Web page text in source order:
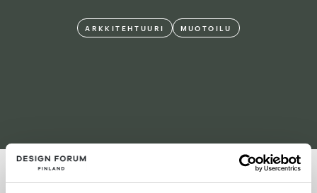
ARKKITEHTUURI MUOTOILU
Jaa somessa